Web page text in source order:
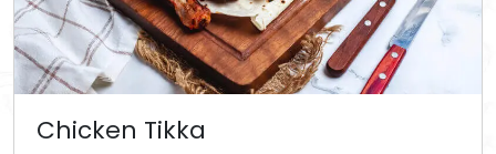
Chicken Tikka